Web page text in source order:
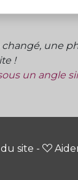
une
!
un angle
site -